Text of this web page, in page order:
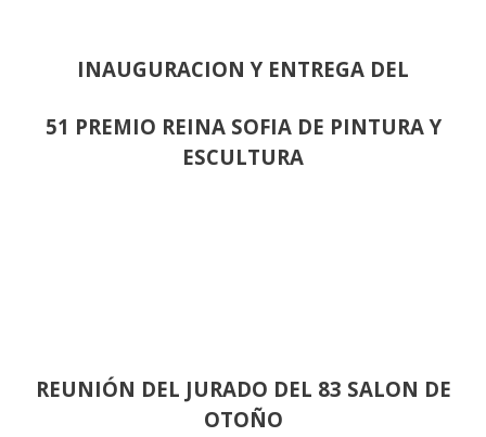
INAUGURACION Y ENTREGA DEL
51 PREMIO REINA SOFIA DE PINTURA Y
ESCULTURA
REUNIÓN DEL JURADO DEL 83 SALON DE
OTOÑO